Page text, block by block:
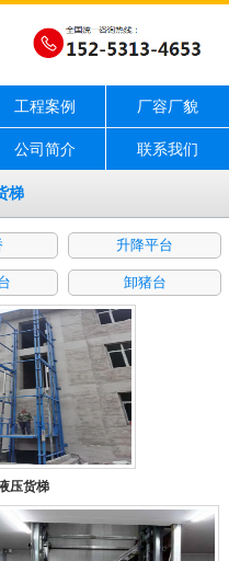
工程案例 厂容厂貌
公司简介 联系我们
梯
升降平台
卸猪台
压货梯